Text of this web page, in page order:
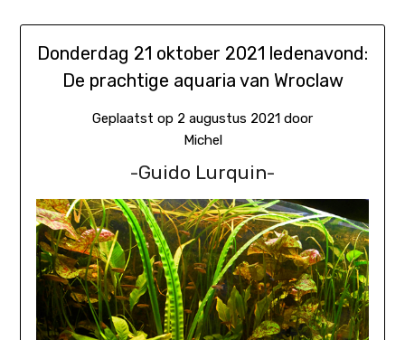
Donderdag 21 oktober 2021 ledenavond:
De prachtige aquaria van Wroclaw
Geplaatst op 2 augustus 2021 door
Michel
-Guido Lurquin-